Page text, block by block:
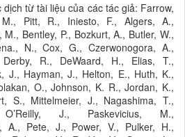
từ tài liệu của các tác giả: Farrow,
Pitt, R., Iniesto, F., Algers, A.,
Bentley, P., Bozkurt, A., Butler, W.,
N., Cox, G., Czerwonogora, A.,
Derby, R., DeWaard, H., Elias, T.,
J., Hayman, J., Helton, E., Huth, K.,
O., Johnson, K. R., Jordan, K.,
S., Mittelmeier, J., Nagashima, T.,
J., Paskevicius, M.,
A., Pete, J., Power, V., Pulker, H.,